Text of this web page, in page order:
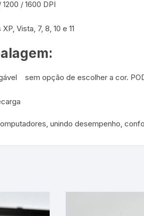
/ 1600 DPI
Vista, 7, 8, 10 e 11
sem opção de escolher a cor.
unindo desempenho,